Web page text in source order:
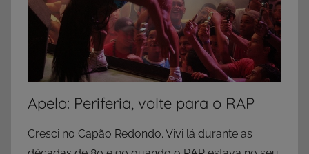
Apelo: Periferia, volte para o RAP
Cresci no Capão Redondo. Vivi lá durante as